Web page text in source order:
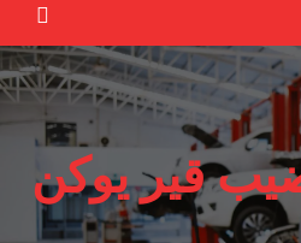
قير يوكن